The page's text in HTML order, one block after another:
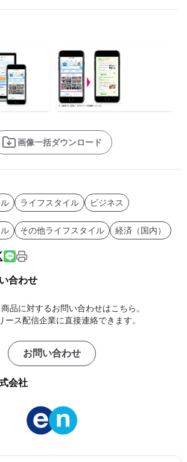
画像一括ダウンロード
ライフスタイル ビジネス
その他ライフスタイル 経済（国内）
合わせ
品に対するお問い合わせはこちら。
ース配信企業に直接連絡できます。
お問い合わせ
会社